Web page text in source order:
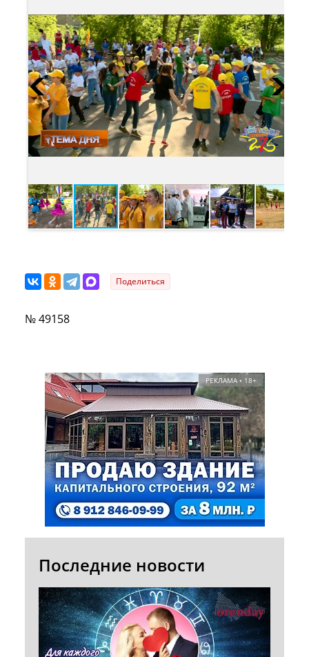
Поделиться
№ 49158
РЕКЛАМА • 18+
Последние новости